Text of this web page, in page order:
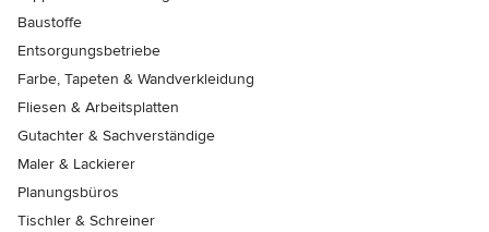
Baustoffe
Entsorgungsbetriebe
Farbe, Tapeten & Wandverkleidung
Fliesen & Arbeitsplatten
Gutachter & Sachverständige
Maler & Lackierer
Planungsbüros
Tischler & Schreiner